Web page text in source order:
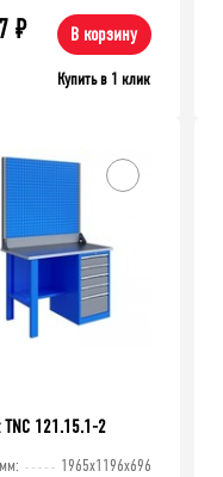
₽ В корзину
Купить в 1 клик
TNC 121.15.1-2
1965x1196x696